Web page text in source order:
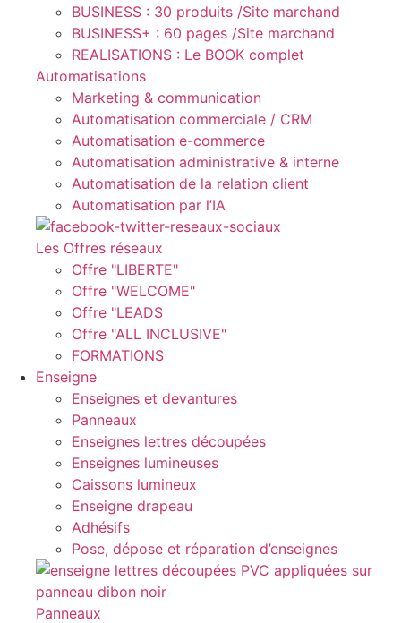
BUSINESS : 30 produits /Site marchand
BUSINESS+ : 60 pages /Site marchand
REALISATIONS : Le BOOK complet
Automatisations
Marketing & communication
Automatisation commerciale / CRM
Automatisation e-commerce
Automatisation administrative & interne
Automatisation de la relation client
Automatisation par l’IA
Les Offres réseaux
Offre "LIBERTE"
Offre "WELCOME"
Offre "LEADS
Offre "ALL INCLUSIVE"
FORMATIONS
Enseigne
Enseignes et devantures
Panneaux
Enseignes lettres découpées
Enseignes lumineuses
Caissons lumineux
Enseigne drapeau
Adhésifs
Pose, dépose et réparation d’enseignes
Panneaux